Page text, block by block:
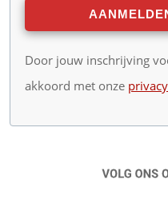
Door jouw inschrijving
akkoord met onze